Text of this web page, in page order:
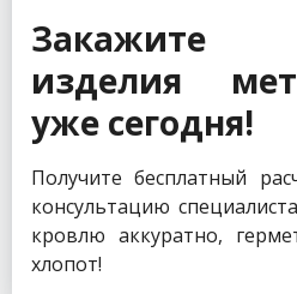
Закажите
изделия
уже сегодня!
Получите бесплатный
консультацию
кровлю аккуратно,
хлопот!